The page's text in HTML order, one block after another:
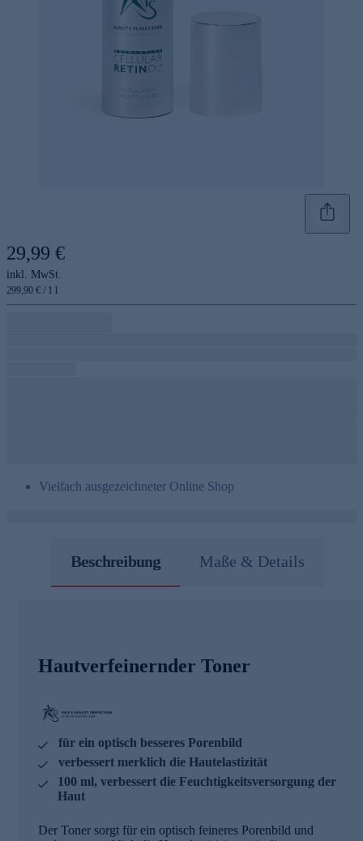
29,99 €
inkl. MwSt.
299,90 € / 1 l
Vielfach ausgezeichneter Online Shop
Beschreibung Maße & Details
Hautverfeinernder Toner
für ein optisch besseres Porenbild
verbessert merklich die Hautelastizität
100 ml, verbessert die Feuchtigkeitsversorgung der
Haut
Der Toner sorgt für ein optisch feineres Porenbild und